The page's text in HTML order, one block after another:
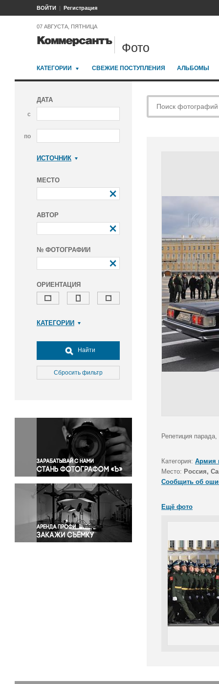
ВОЙТИ Регистрация
07 АВГУСТА, ПЯТНИЦА
Фото
КАТЕГОРИИ СВЕЖИЕ ПОСТУПЛЕНИЯ АЛЬБОМЫ
ДАТА
с
по
ИСТОЧНИК
МЕСТО
АВТОР
№ ФОТОГРАФИИ
ОРИЕНТАЦИЯ
КАТЕГОРИИ
Досуг, туризм и отдых
Культура
Медицина
Окружающая среда
Политика
Правосудие
Происшествия и конфликты
Религия
Светская жизнь
Спорт
Экология
Экономика и бизнес
Найти
Сбросить фильтр
Репетиция
Категория: Армия
Место: Россия,
Сообщить об
Ещё фото